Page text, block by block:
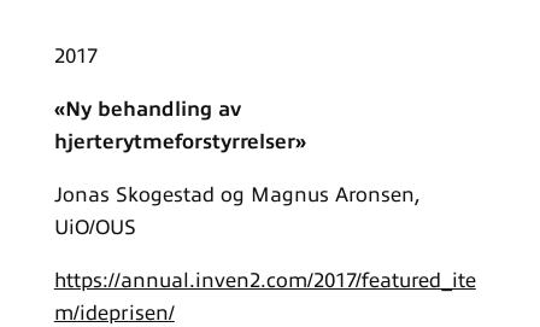
2017
«Ny behandling av
hjerterytmeforstyrrelser»
Jonas Skogestad og Magnus Aronsen,
UiO/OUS
https://annual.inven2.com/2017/featured_ite
m/ideprisen/